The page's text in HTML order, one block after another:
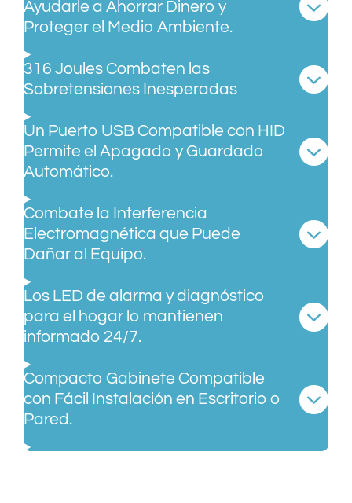
Ayudarle a Ahorrar Dinero y
Proteger el Medio Ambiente.
316 Joules Combaten las
Sobretensiones Inesperadas
Un Puerto USB Compatible con HID
Permite el Apagado y Guardado
Automático.
Combate la Interferencia
Electromagnética que Puede
Dañar al Equipo.
Los LED de alarma y diagnóstico
para el hogar lo mantienen
informado 24/7.
Compacto Gabinete Compatible
con Fácil Instalación en Escritorio o
Pared.